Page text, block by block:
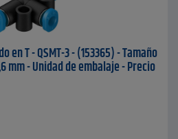
en T - QSMT-3 - (153365) - Tamaño
mm - Unidad de embalaje - Precio